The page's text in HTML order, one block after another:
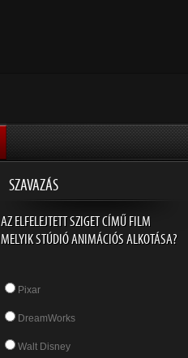
SZAVAZÁS
AZ ELFELEJTETT SZIGET CÍMŰ FILM
MELYIK STÚDIÓ ANIMÁCIÓS ALKOTÁSA?
Pixar
DreamWorks
Walt Disney